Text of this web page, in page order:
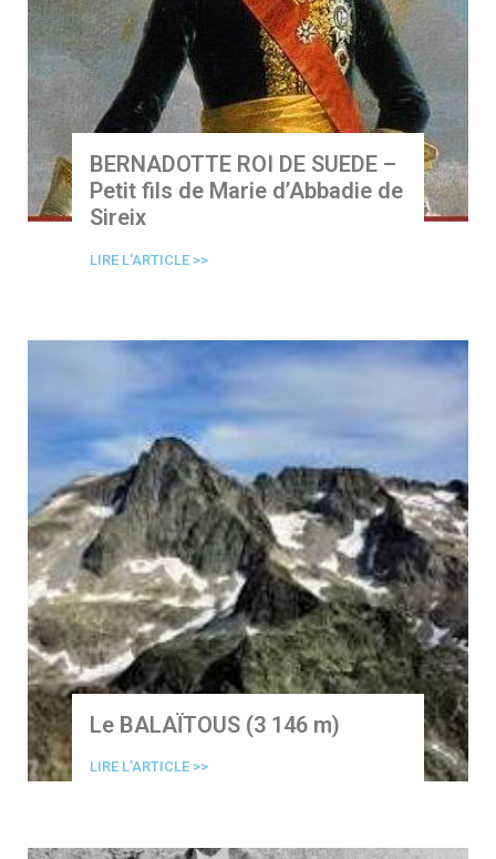
BERNADOTTE ROI DE SUEDE –
Petit fils de Marie d’Abbadie de
Sireix
LIRE L'ARTICLE >>
Le BALAÏTOUS (3 146 m)
LIRE L'ARTICLE >>